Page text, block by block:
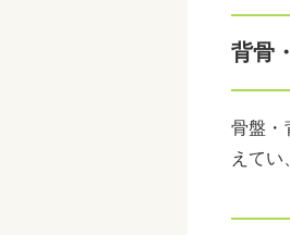
背骨
骨盤・
えてい